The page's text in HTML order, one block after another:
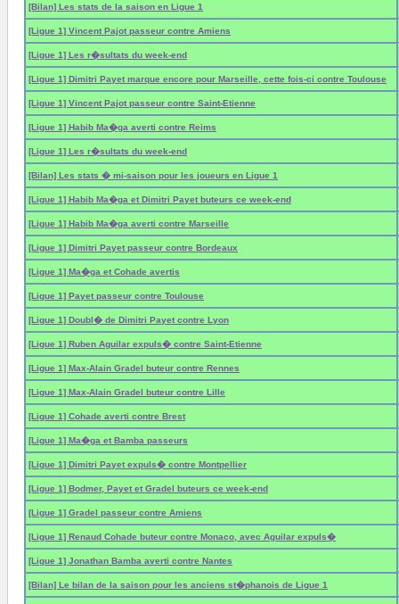
[Bilan] Les stats de la saison en Ligue 1
[Ligue 1] Vincent Pajot passeur contre Amiens
[Ligue 1] Les r�sultats du week-end
[Ligue 1] Dimitri Payet marque encore pour Marseille, cette fois-ci contre Toulouse
[Ligue 1] Vincent Pajot passeur contre Saint-Etienne
[Ligue 1] Habib Ma�ga averti contre Reims
[Ligue 1] Les r�sultats du week-end
[Bilan] Les stats � mi-saison pour les joueurs en Ligue 1
[Ligue 1] Habib Ma�ga et Dimitri Payet buteurs ce week-end
[Ligue 1] Habib Ma�ga averti contre Marseille
[Ligue 1] Dimitri Payet passeur contre Bordeaux
[Ligue 1] Ma�ga et Cohade avertis
[Ligue 1] Payet passeur contre Toulouse
[Ligue 1] Doubl� de Dimitri Payet contre Lyon
[Ligue 1] Ruben Aguilar expuls� contre Saint-Etienne
[Ligue 1] Max-Alain Gradel buteur contre Rennes
[Ligue 1] Max-Alain Gradel buteur contre Lille
[Ligue 1] Cohade averti contre Brest
[Ligue 1] Ma�ga et Bamba passeurs
[Ligue 1] Dimitri Payet expuls� contre Montpellier
[Ligue 1] Bodmer, Payet et Gradel buteurs ce week-end
[Ligue 1] Gradel passeur contre Amiens
[Ligue 1] Renaud Cohade buteur contre Monaco, avec Aguilar expuls�
[Ligue 1] Jonathan Bamba averti contre Nantes
[Bilan] Le bilan de la saison pour les anciens st�phanois de Ligue 1